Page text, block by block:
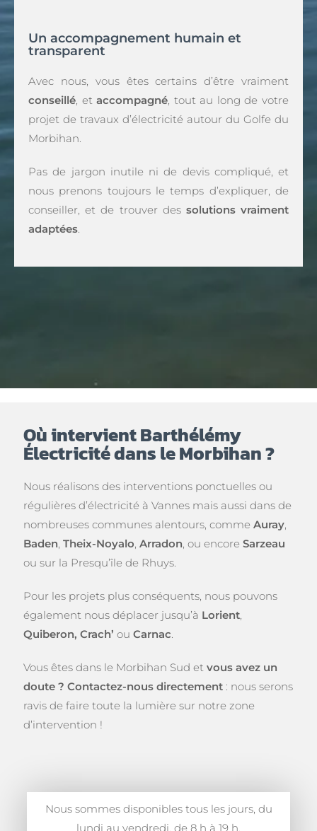
Un accompagnement humain et
transparent
Avec nous, vous êtes certains d’être vraiment
conseillé, etaccompagné, tout au long de votre
projet de travaux d’électricité autour du Golfe du
Morbihan.
Pas de jargon inutile ni de devis compliqué, et
nous prenons toujours le temps d’expliquer, de
conseiller, et de trouver des solutions vraiment
adaptées.
Où intervient Barthélémy
Électricité dans le Morbihan ?
Nous réalisons des interventions ponctuelles ou
régulières d’électricité à Vannes mais aussi dans de
nombreuses communes alentours, comme Auray,
Baden, Theix-Noyalo, Arradon, ou encore Sarzeau
ou sur la Presqu’île de Rhuys.
Pour les projets plus conséquents, nous pouvons
également nous déplacer jusqu’à Lorient,
Quiberon, Crach’ ou Carnac.
Vous êtes dans le Morbihan Sud et vous avez un
doute ? Contactez-nous directement: nous serons
ravis de faire toute la lumière sur notre zone
d’intervention !
Nous sommes disponibles tous les jours, du
lundi au vendredi, de 8 h à 19 h.